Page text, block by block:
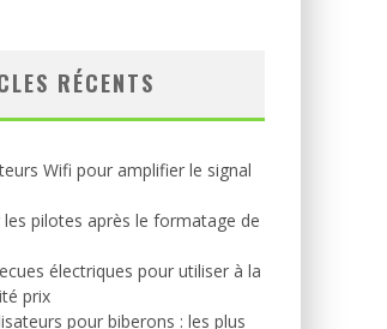
RÉCENTS
Wifi pour amplifier le signal
pilotes après le formatage de
électriques pour utiliser à la
prix
pour biberons : les plus